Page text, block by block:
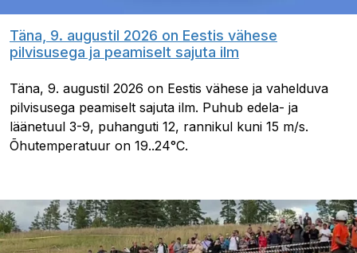
Täna, 9. augustil 2026 on Eestis vähese
pilvisusega ja peamiselt sajuta ilm
Täna, 9. augustil 2026 on Eestis vähese ja vahelduva
pilvisusega peamiselt sajuta ilm. Puhub edela- ja
läänetuul 3-9, puhanguti 12, rannikul kuni 15 m/s.
Õhutemperatuur on 19..24°C.